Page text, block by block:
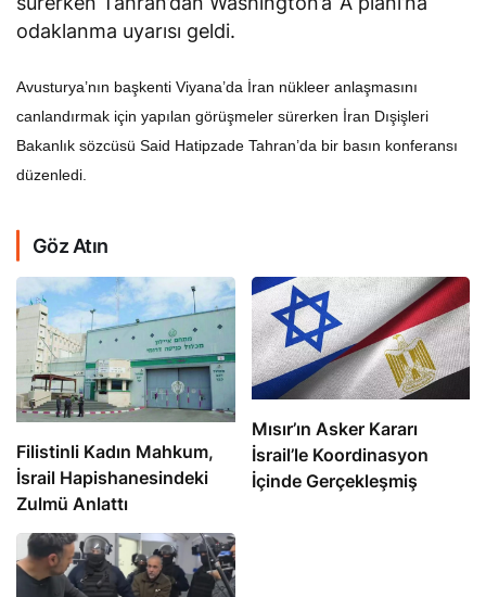
odaklanma uyarısı geldi.
Avusturya’nın başkenti Viyana’da İran nükleer anlaşmasını
canlandırmak için yapılan görüşmeler sürerken İran Dışişleri
Bakanlık sözcüsü Said Hatipzade Tahran’da bir basın konferansı
düzenledi.
Göz Atın
Filistinli Kadın Mahkum,
İsrail Hapishanesindeki
Zulmü Anlattı
Mısır’ın Asker Kararı
İsrail’le Koordinasyon
İçinde Gerçekleşmiş